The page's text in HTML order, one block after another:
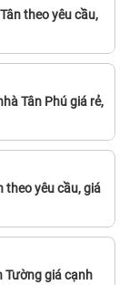
theo yêu cầu,
Tân Phú giá rẻ,
theo yêu cầu, giá
Tường giá cạnh